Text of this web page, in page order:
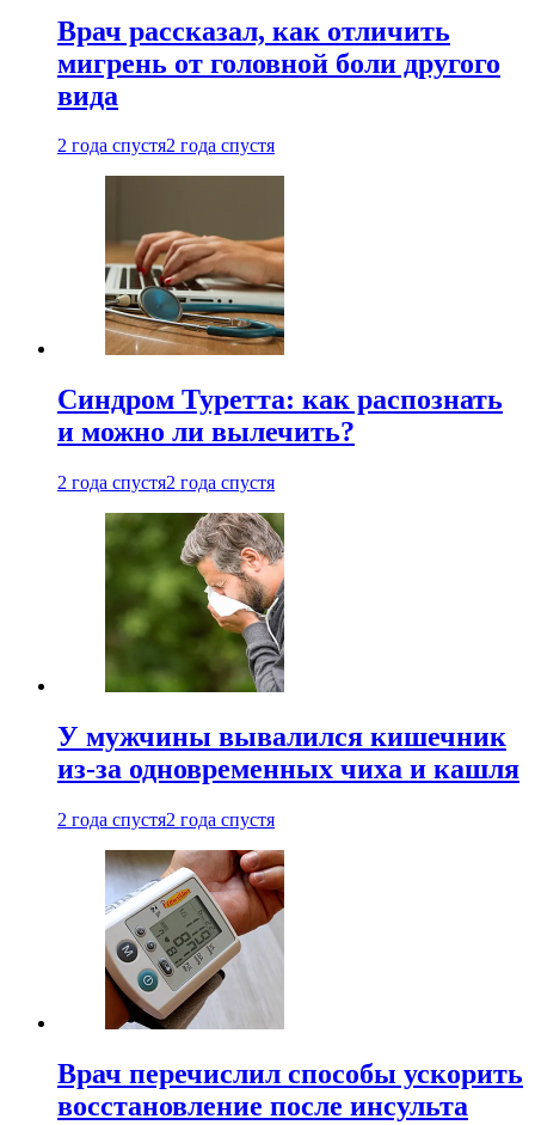
Врач рассказал, как отличить
мигрень от головной боли другого
вида
2 года спустя2 года спустя
Синдром Туретта: как распознать
и можно ли вылечить?
2 года спустя2 года спустя
У мужчины вывалился кишечник
из-за одновременных чиха и кашля
2 года спустя2 года спустя
Врач перечислил способы ускорить
восстановление после инсульта